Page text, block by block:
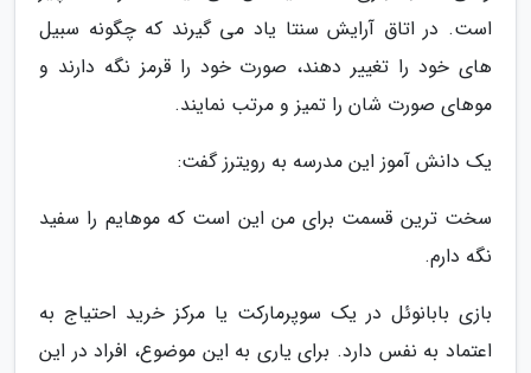
است. در اتاق آرایش سنتا یاد می گیرند که چگونه سبیل
های خود را تغییر دهند، صورت خود را قرمز نگه دارند و
موهای صورت شان را تمیز و مرتب نمایند.
یک دانش آموز این مدرسه به رویترز گفت:
سخت ترین قسمت برای من این است که موهایم را سفید
نگه دارم.
بازی بابانوئل در یک سوپرمارکت یا مرکز خرید احتیاج به
اعتماد به نفس دارد. برای یاری به این موضوع، افراد در این